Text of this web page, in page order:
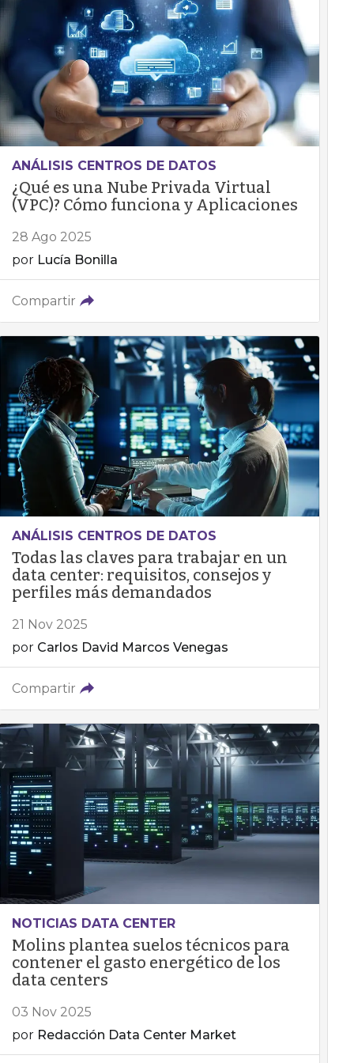
ANÁLISIS CENTROS DE DATOS
¿Qué es una Nube Privada Virtual
(VPC)? Cómo funciona y Aplicaciones
28 Ago 2025
por Lucía Bonilla
Compartir
ANÁLISIS CENTROS DE DATOS
Todas las claves para trabajar en un
data center: requisitos, consejos y
perfiles más demandados
21 Nov 2025
por Carlos David Marcos Venegas
Compartir
NOTICIAS DATA CENTER
Molins plantea suelos técnicos para
contener el gasto energético de los
data centers
03 Nov 2025
por Redacción Data Center Market